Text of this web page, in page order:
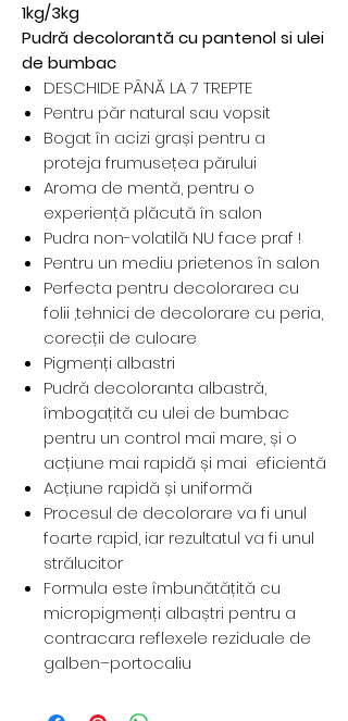
1kg/3kg
Pudră decolorantă cu pantenol si ulei
de bumbac
DESCHIDE PÂNĂ LA 7 TREPTE
Pentru păr natural sau vopsit
Bogat în acizi grași pentru a
proteja frumusețea părului
Aroma de mentă, pentru o
experiență plăcută în salon
Pudra non-volatilă NU face praf !
Pentru un mediu prietenos în salon
Perfecta pentru decolorarea cu
folii ,tehnici de decolorare cu peria,
corecții de culoare
Pigmenți albastri
Pudră decoloranta albastră,
îmbogațită cu ulei de bumbac
pentru un control mai mare, și o
acțiune mai rapidă și mai eficientă
Acțiune rapidă și uniformă
Procesul de decolorare va fi unul
foarte rapid, iar rezultatul va fi unul
strălucitor
Formula este îmbunătățită cu
micropigmenți albaștri pentru a
contracara reflexele reziduale de
galben–portocaliu